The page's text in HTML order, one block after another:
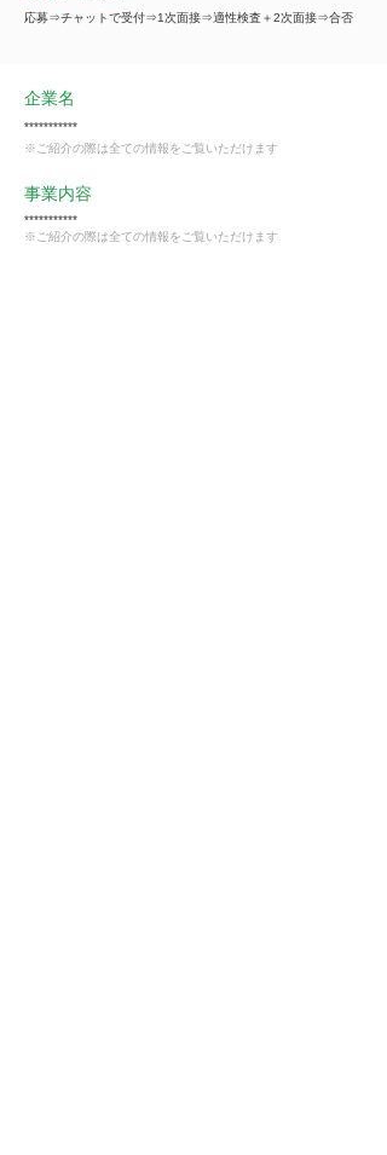
応募⇒チャットで受付⇒1次面接⇒適性検査＋2次面接⇒合否
企業名
***********
※ご紹介の際は全ての情報をご覧いただけます
事業内容
***********
※ご紹介の際は全ての情報をご覧いただけます